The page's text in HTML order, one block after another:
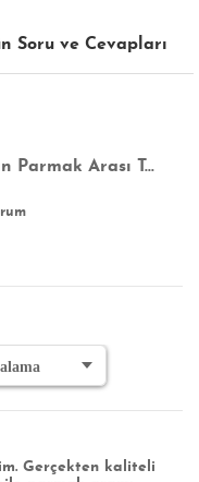
Soru ve Cevapları
Mesh X Fem Kadın Parmak Arası Terlik Siyah 35/42
Gerçekten kaliteli